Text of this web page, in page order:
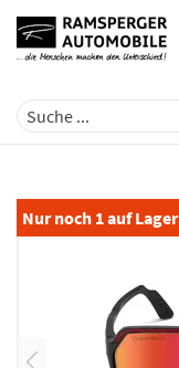
Nur noch 1auf Lager